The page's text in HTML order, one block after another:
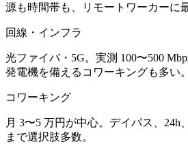
源も時間帯も、リモートワーカーに
回線・インフラ
光ファイバ・5G。実測 100〜500
発電機を備えるコワーキングも多い。
コワーキング
月 3〜5 万円が中心。デイパス、24h
まで選択肢多数。